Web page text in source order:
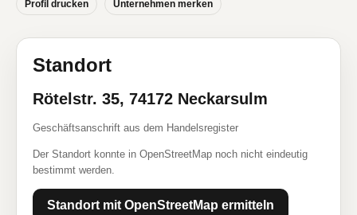
Profil drucken Unternehmen merken
Standort
Rötelstr. 35, 74172 Neckarsulm
Geschäftsanschrift aus dem Handelsregister
Der Standort konnte in OpenStreetMap noch nicht eindeutig
bestimmt werden.
Standort mit OpenStreetMap ermitteln